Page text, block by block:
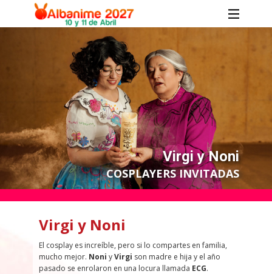
Virgi y Noni
COSPLAYERS INVITADAS
Virgi y Noni
El cosplay es increíble, pero si lo compartes en familia,
mucho mejor. Noni yVirgi son madre e hija y el año
pasado se enrolaron en una locura llamada ECG.